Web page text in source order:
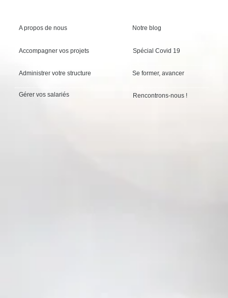
A propos de nous
Accompagner vos projets
Administrer votre structure
Gérer vos salariés
Notre blog
Spécial Covid 19
Se former, avancer
Rencontrons-nous !